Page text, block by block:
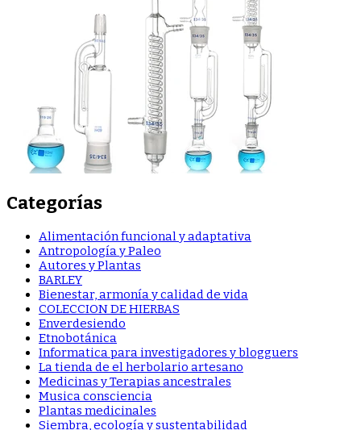
Categorías
Alimentación funcional y adaptativa
Antropología y Paleo
Autores y Plantas
BARLEY
Bienestar, armonía y calidad de vida
COLECCION DE HIERBAS
Enverdesiendo
Etnobotánica
Informatica para investigadores y blogguers
La tienda de el herbolario artesano
Medicinas y Terapias ancestrales
Musica consciencia
Plantas medicinales
Siembra, ecología y sustentabilidad